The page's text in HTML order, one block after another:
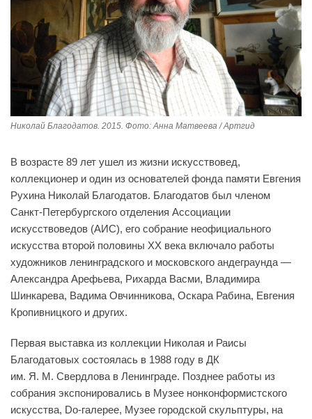
Николай Благодатов. 2015. Фото: Анна Матвеева / Артгид
В возрасте 89 лет ушел из жизни искусствовед,
коллекционер и один из основателей фонда памяти Евгения
Рухина Николай Благодатов. Благодатов был членом
Санкт-Петербургского отделения Ассоциации
искусствоведов (АИС), его собрание неофициального
искусства второй половины XX века включало работы
художников ленинградского и московского андеграунда —
Александра Арефьева, Рихарда Васми, Владимира
Шинкарева, Вадима Овчинникова, Оскара Рабина, Евгения
Кропивницкого и других.
Первая выставка из коллекции Николая и Раисы
Благодатовых состоялась в 1988 году в ДК
им. Я. М. Свердлова в Ленинграде. Позднее работы из
собрания экспонировались в Музее нонконформистского
искусства, Do-галерее, Музее городской скульптуры, на